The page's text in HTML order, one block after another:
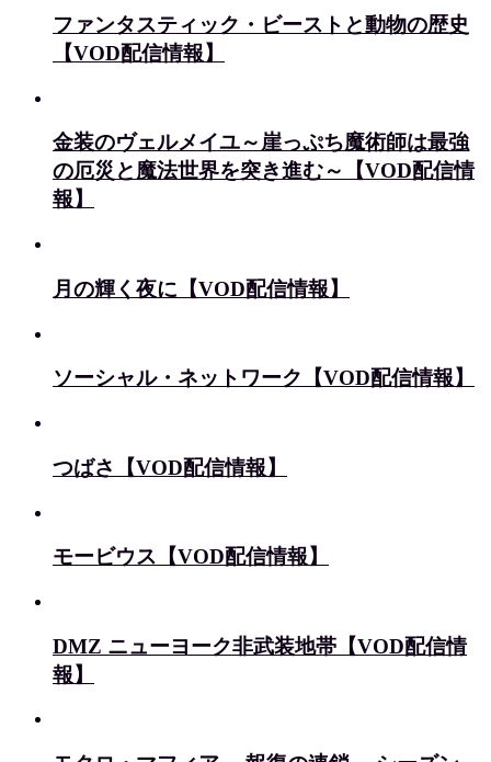
ファンタスティック・ビーストと動物の歴史
【VOD配信情報】
金装のヴェルメイユ～崖っぷち魔術師は最強
の厄災と魔法世界を突き進む～【VOD配信情
報】
月の輝く夜に【VOD配信情報】
ソーシャル・ネットワーク【VOD配信情報】
つばさ【VOD配信情報】
モービウス【VOD配信情報】
DMZ ニューヨーク非武装地帯【VOD配信情
報】